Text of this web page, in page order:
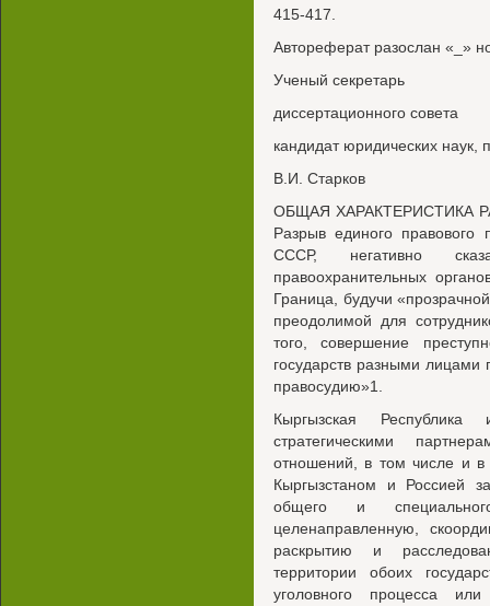
415-417.
Автореферат разослан «_»
Ученый секретарь
диссертационного совета
кандидат юридических наук,
В.И. Старков
ОБЩАЯ ХАРАКТЕРИСТИКА
Разрыв единого правового
СССР, негативно
правоохранительных
Граница, будучи
преодолимой для
того, совершение
государств разными
правосудию»1.
Кыргызская
стратегическими
отношений, в том числе и в
Кыргызстаном и Россией
общего и
целенаправленную,
раскрытию и
территории обоих
уголовного процесса